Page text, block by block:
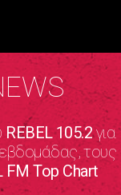
REBEL 105.2για
τους
FM Top Chart